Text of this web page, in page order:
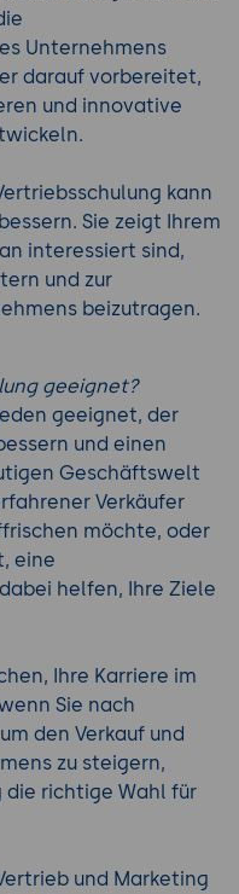
Unternehmens
darauf vorbereitet,
und innovative
kann
Sie zeigt Ihrem
interessiert sind,
und zur
beizutragen.
geeignet?
geeignet, der
und einen
Geschäftswelt
Verkäufer
möchte, oder
eine
helfen, Ihre Ziele
Ihre Karriere im
Sie nach
den Verkauf und
zu steigern,
die richtige Wahl für
und Marketing